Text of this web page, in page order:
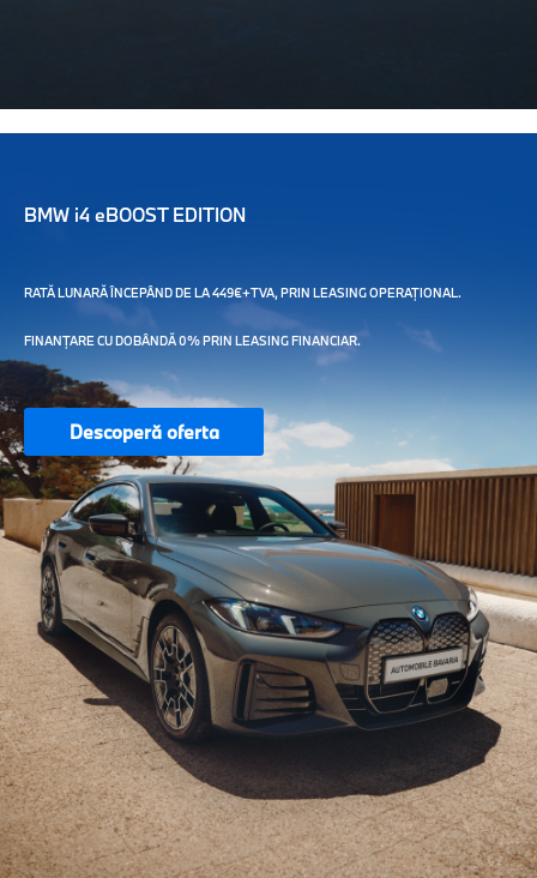
BMW i4 eBOOST EDITION
RATĂ LUNARĂ ÎNCEPÂND DE LA 449€+TVA, PRIN LEASING OPERAȚIONAL.
FINANȚARE CU DOBÂNDĂ 0% PRIN LEASING FINANCIAR.
Descoperă oferta